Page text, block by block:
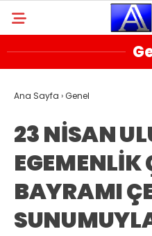
Ana Sayfa ›Genel
23 NİSAN
EGEMENLİK
BAYRAMI